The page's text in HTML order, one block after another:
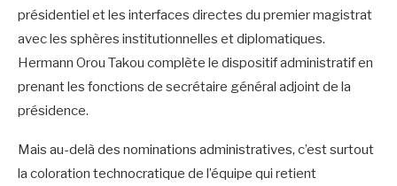
présidentiel et les interfaces directes du premier magistrat
avec les sphères institutionnelles et diplomatiques.
Hermann Orou Takou complète le dispositif administratif en
prenant les fonctions de secrétaire général adjoint de la
présidence.
Mais au-delà des nominations administratives, c’est surtout
la coloration technocratique de l’équipe qui retient